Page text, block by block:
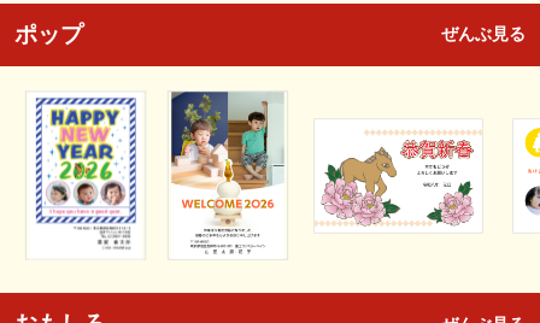
ポップ ぜんぶ見る